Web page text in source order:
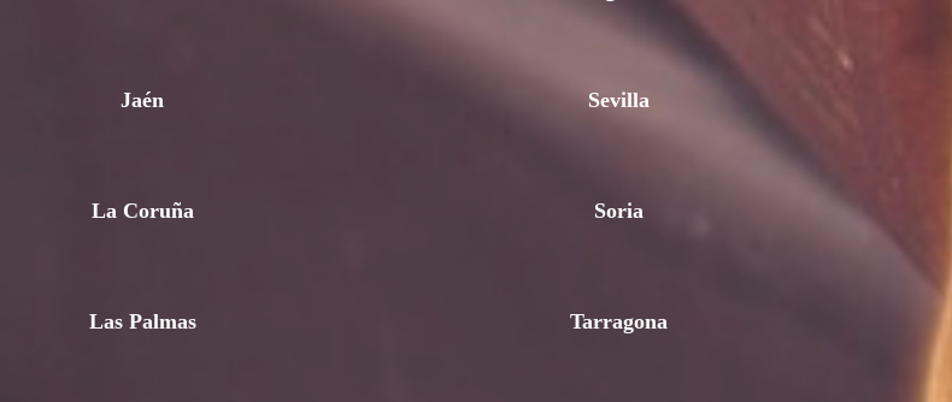
Jaén
La Coruña
Las Palmas
Sevilla
Soria
Tarragona